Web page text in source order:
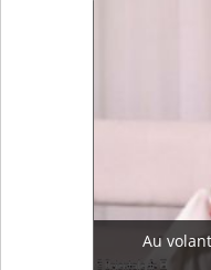
Au